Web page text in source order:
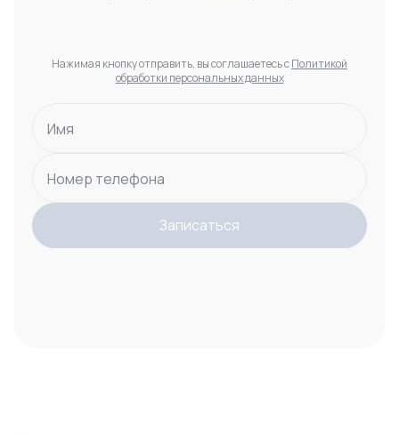
Нажимая кнопку отправить, вы соглашаетесь сПолитикой
обработки персональных данных
Имя
Номер телефона
Записаться